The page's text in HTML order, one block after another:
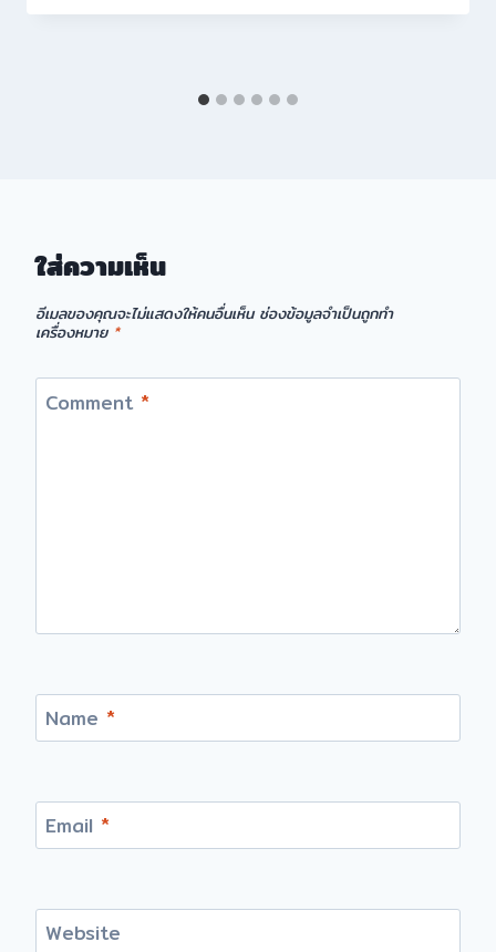
ใส่ความเห็น
อีเมลของคุณจะไม่แสดงให้คนอื่นเห็น ช่องข้อมูลจำเป็นถูกทำ
เครื่องหมาย *
Comment *
Name *
Email *
Website